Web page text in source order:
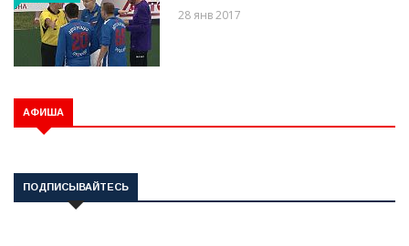
28 янв 2017
АФИША
ПОДПИСЫВАЙТЕСЬ